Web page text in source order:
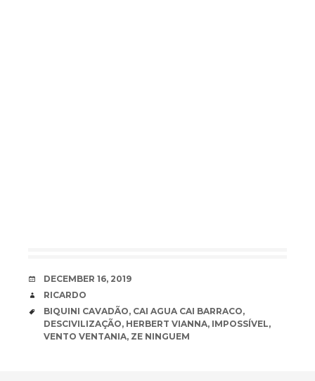
DATE
DECEMBER 16, 2019
AUTHOR
RICARDO
TAGS
BIQUINI CAVADÃO, CAI AGUA CAI BARRACO,
DESCIVILIZAÇÃO, HERBERT VIANNA, IMPOSSÍVEL,
VENTO VENTANIA, ZE NINGUEM